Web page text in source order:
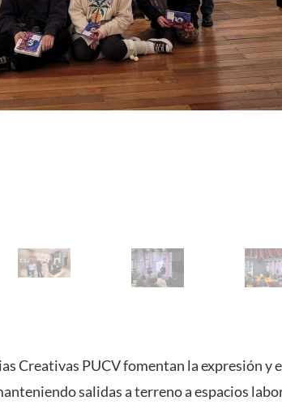
Creativas PUCV fomentan la expresión y
salidas a terreno a espacios